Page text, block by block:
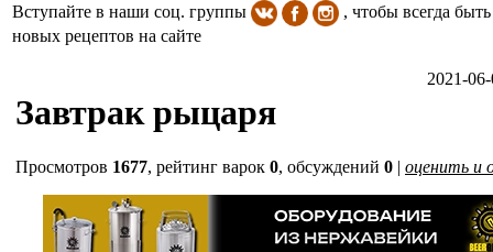
Вступайте в наши соц. группы
, чтобы всегда
новых рецептов на сайте
2021-
Завтрак рыцаря
Просмотров 1677, рейтинг варок 0, обсуждений 0 | оценить и